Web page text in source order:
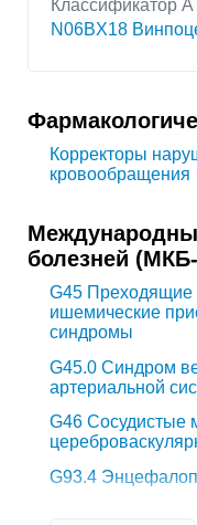
Классификатор
N06BX18
Корректоры
кровообращения
болезней
G45 Преходящие
ишемические
синдромы
G45.0 Синдром
артериальной
G46 Сосудистые
G93.4